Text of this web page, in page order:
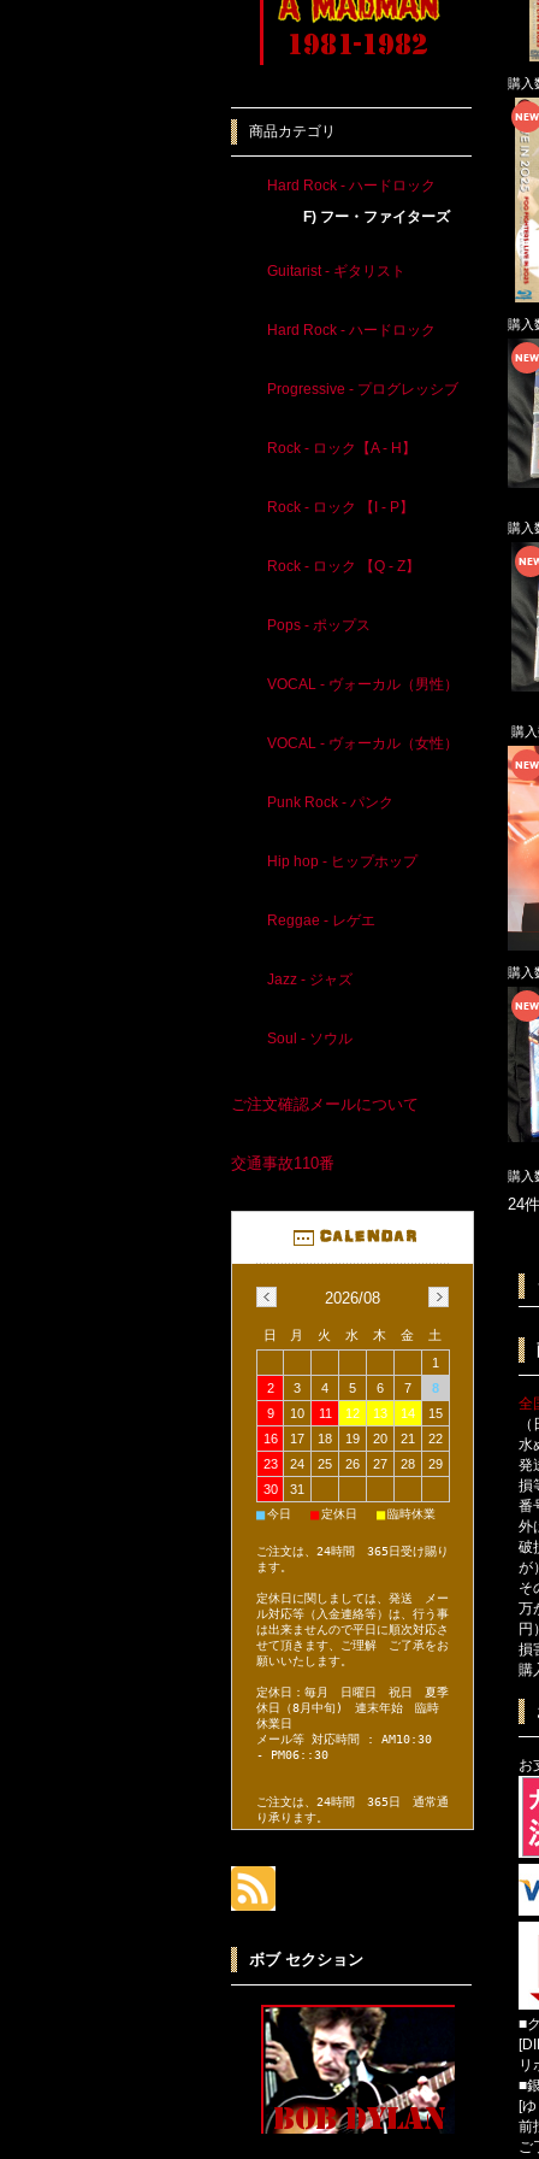
購入
購入
購入
購
購入
購入
24
全
水
発
損
番
外
破
が
そ
万
円
損
購
お
■
リ
■
[
前
ご
商品カテゴリ
Hard Rock - ハードロック
F) フー・ファイターズ
Guitarist - ギタリスト
Hard Rock - ハードロック
Progressive - プログレッシブ
Rock - ロック【A - H】
Rock - ロック 【I - P】
Rock - ロック 【Q - Z】
Pops - ポップス
VOCAL - ヴォーカル（男性）
VOCAL - ヴォーカル（女性）
Punk Rock - パンク
Hip hop - ヒップホップ
Reggae - レゲエ
Jazz - ジャズ
Soul - ソウル
ご注文確認メールについて
交通事故110番
2026/08
日 月 火 水 木 金
土
1
2
3 4 5 6 7
8
9
10 11 12 13 14
15
16
17 18 19 20 21
22
23
24 25 26 27 28
29
30
31
■今日 ■定休日 ■臨時休業
ご注文は、24時間 365日受け賜り
ます。
定休日に関しましては、発送 メー
ル対応等（入金連絡等）は、行う事
は出来ませんので平日に順次対応さ
せて頂きます、ご理解 ご了承をお
願いいたします。
定休日：毎月 日曜日 祝日 夏季
休日（8月中旬) 連末年始 臨時
休業日
メール等 対応時間 : AM10:30
- PM06::30
ご注文は、24時間 365日 通常通
り承ります。
ボブ セクション